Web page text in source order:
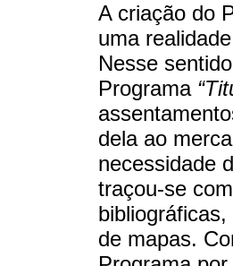
A criação do
uma
Nesse
Programa
dela ao
necessidade
traçou-se
de mapas.